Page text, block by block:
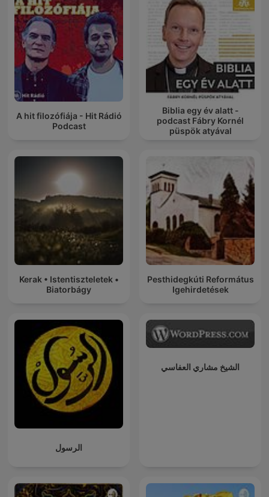
A hit filozófiája - Hit Rádió
Podcast
Biblia egy év alatt -
podcast Fábry Kornél
püspök atyával
Kerak • Istentiszteletek •
Biatorbágy
Pesthidegkúti Református
Igehirdetések
الرسول
الشيخ مشاري العفاسي